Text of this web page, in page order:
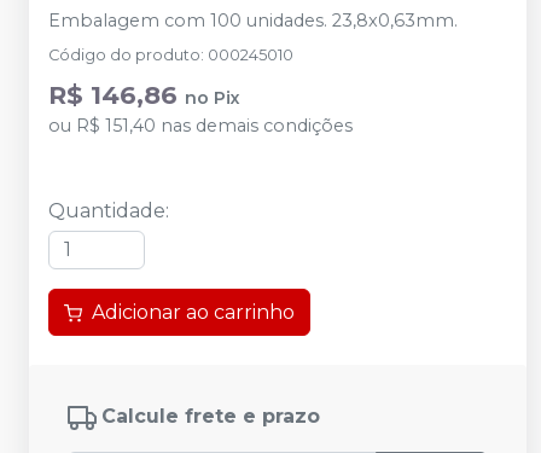
Embalagem com 100 unidades. 23,8x0,63mm.
Código do produto: 000245010
R$ 146,86 no Pix
ou R$ 151,40 nas demais condições
Quantidade:
Adicionar ao carrinho
Calcule frete e prazo